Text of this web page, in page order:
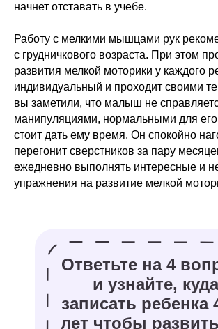
начнет отставать в учебе.
Работу с мелкими мышцами рук
с грудничкового возраста. При этом
развития мелкой моторики у каждого
индивидуальный и проходит своими
вы заметили, что малыш не
манипуляциями, нормальными для его
стоит дать ему время. Он спокойно
перегонит сверстников за пару
ежедневно выполнять интересные и
упражнения на развитие мелкой